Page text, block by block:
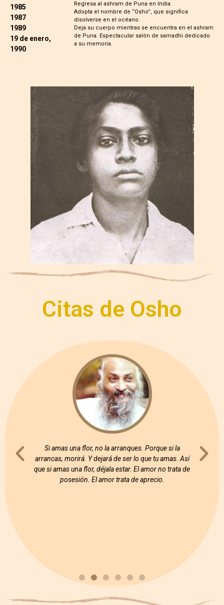
1985
1987
1989
19 de enero,
1990
Regresa al ashram de Puna en India.
Adopta el nombre de “Osho”, que significa
disolverse en el océano.
Deja su cuerpo mientras se encuentra en el ashram
de Puna. Espectacular salón de samadhi dedicado
a su memoria.
Citas de Osho
de
Si amas una flor, no la arranques. Porque si la
arrancas, morirá. Y dejará de ser lo que tu amas. Así
que si amas una flor, déjala estar. El amor no trata de
posesión. El amor trata de aprecio.